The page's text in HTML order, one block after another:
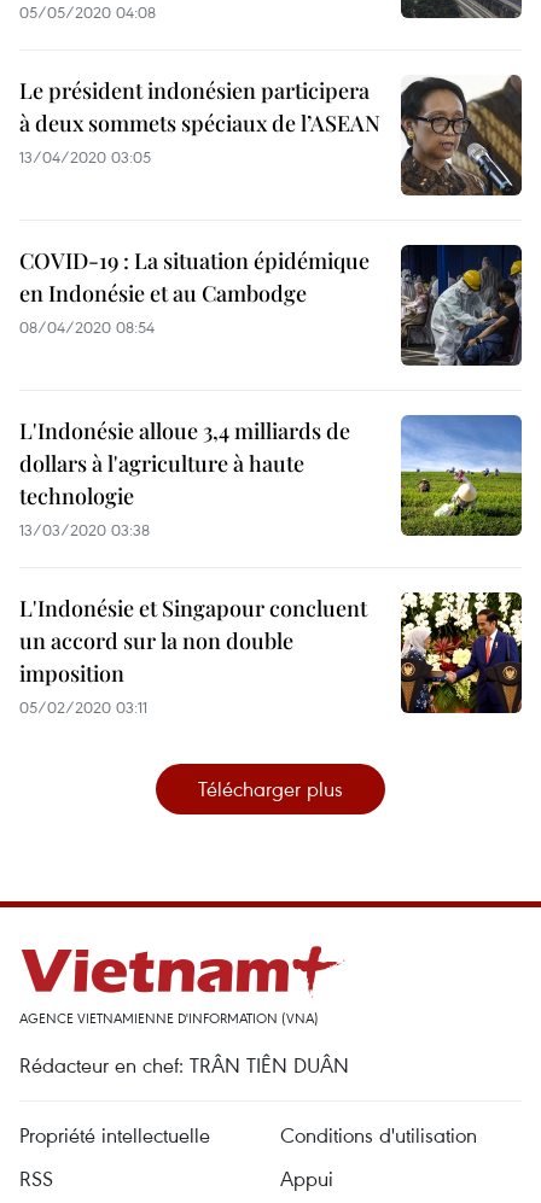
05/05/2020 04:08
Le président indonésien participera
à deux sommets spéciaux de l’ASEAN
13/04/2020 03:05
COVID-19 : La situation épidémique
en Indonésie et au Cambodge
08/04/2020 08:54
L'Indonésie alloue 3,4 milliards de
dollars à l'agriculture à haute
technologie
13/03/2020 03:38
L'Indonésie et Singapour concluent
un accord sur la non double
imposition
05/02/2020 03:11
Télécharger plus
AGENCE VIETNAMIENNE D'INFORMATION (VNA)
Rédacteur en chef: TRÂN TIÊN DUÂN
Propriété intellectuelle
Conditions d'utilisation
RSS
Appui